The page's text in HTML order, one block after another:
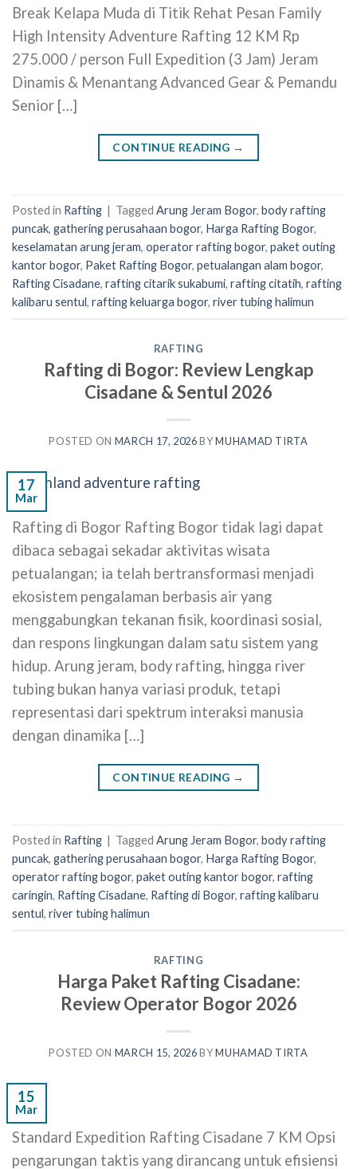
Break Kelapa Muda di Titik Rehat Pesan Family
High Intensity Adventure Rafting 12 KM Rp
275.000 / person Full Expedition (3 Jam) Jeram
Dinamis & Menantang Advanced Gear & Pemandu
Senior […]
CONTINUE READING →
Posted in Rafting | Tagged Arung Jeram Bogor, body rafting
puncak, gathering perusahaan bogor, Harga Rafting Bogor,
keselamatan arung jeram, operator rafting bogor, paket outing
kantor bogor, Paket Rafting Bogor, petualangan alam bogor,
Rafting Cisadane, rafting citarik sukabumi, rafting citatih, rafting
kalibaru sentul, rafting keluarga bogor, river tubing halimun
RAFTING
Rafting di Bogor: Review Lengkap
Cisadane & Sentul 2026
POSTED ON MARCH 17, 2026 BYMUHAMAD TIRTA
17
Mar
Rafting di Bogor Rafting Bogor tidak lagi dapat
dibaca sebagai sekadar aktivitas wisata
petualangan; ia telah bertransformasi menjadi
ekosistem pengalaman berbasis air yang
menggabungkan tekanan fisik, koordinasi sosial,
dan respons lingkungan dalam satu sistem yang
hidup. Arung jeram, body rafting, hingga river
tubing bukan hanya variasi produk, tetapi
representasi dari spektrum interaksi manusia
dengan dinamika […]
CONTINUE READING →
Posted in Rafting | Tagged Arung Jeram Bogor, body rafting
puncak, gathering perusahaan bogor, Harga Rafting Bogor,
operator rafting bogor, paket outing kantor bogor, rafting
caringin, Rafting Cisadane, Rafting di Bogor, rafting kalibaru
sentul, river tubing halimun
RAFTING
Harga Paket Rafting Cisadane:
Review Operator Bogor 2026
POSTED ON MARCH 15, 2026 BYMUHAMAD TIRTA
15
Mar
Standard Expedition Rafting Cisadane 7 KM Opsi
pengarungan taktis yang dirancang untuk efisiensi